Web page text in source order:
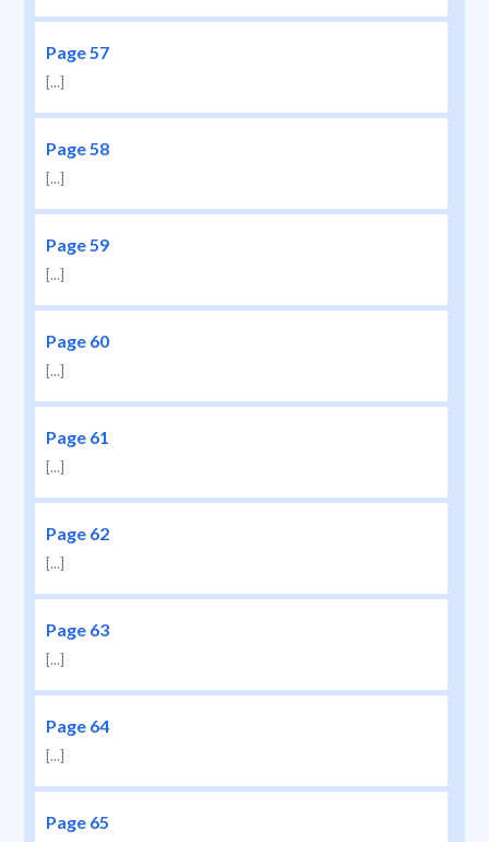
Page 57
[...]
Page 58
[...]
Page 59
[...]
Page 60
[...]
Page 61
[...]
Page 62
[...]
Page 63
[...]
Page 64
[...]
Page 65